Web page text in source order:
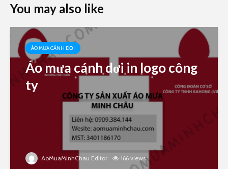
You may also like
ÁO MƯA CÁNH DƠI
Áo mưa cánh dơi in logo công
ty
AoMuaMinhChau Editor 166 views